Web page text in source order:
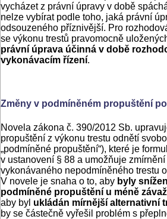
vycházet z právní úpravy v době
nelze vybírat podle toho, jaká právní
odsouzeného příznivější. Pro
se výkonu trestů pravomocně
právní úprava účinná v době
vykonávacím řízení.
Změny v podmíněném propuštění
Novela zákona č. 390/2012 Sb.
propuštění z výkonu trestu odnětí
„podmíněné propuštění“), které je
v ustanovení § 88 a umožňuje
vykonávaného nepodmíněného trestu
V novele je snaha o to, aby byly
podmíněné propuštění u méně
aby byl ukládán mírnější alternativní
by se částečně vyřešil problém s